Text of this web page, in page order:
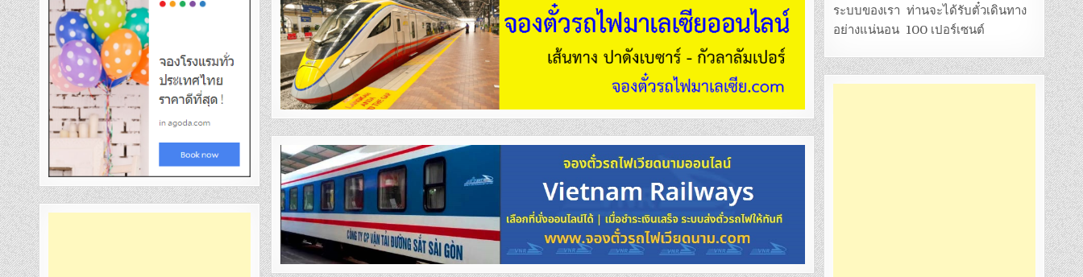
ระบบของเรา ท่านจะได้รับตั๋วเดินทาง
อย่างแน่นอน 100 เปอร์เซนต์